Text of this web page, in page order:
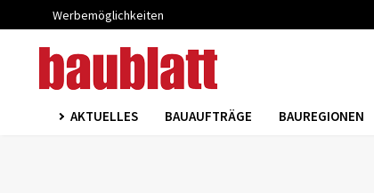
Werbemöglichkeiten
AKTUELLES BAUAUFTRÄGE BAUREGIONEN